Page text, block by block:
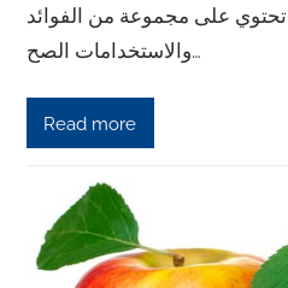
تحتوي على مجموعة من الفوائد
والاستخدامات الصح…
Read more